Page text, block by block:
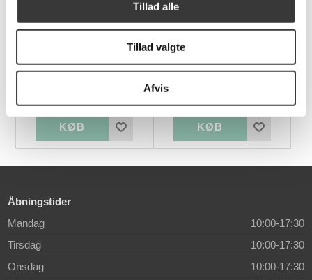
Tillad alle
Tillad valgte
Afvis
Galaxy hjørnesofa
Halifax sofa med open
end, højrevendt
Åbningstider
Mandag
10:00-17:30
Tirsdag
10:00-17:30
Onsdag
10:00-17:30